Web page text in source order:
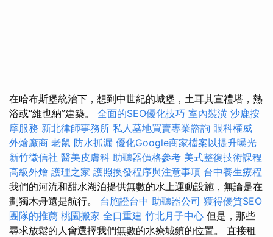
在哈布斯堡統治下，想到中世紀的城堡，土耳其宣禮塔，熱
浴或“維也納”建築。 全面的SEO優化技巧 室內裝潢 沙鹿按
摩服務 新北律師事務所 私人墓地買賣專業諮詢 眼科權威
外燴廠商 老鼠 防水抓漏 優化Google商家檔案以提升曝光
新竹徵信社 醫美皮膚科 助聽器價格參考 美式整復技術課程
高級外燴 護理之家 護照換發程序與注意事項 台中養生療程
我們的河流和甜水湖泊提供無數的水上運動設施，無論是在
劃獨木舟還是航行。 台胞證台中 助聽器公司 獲得優質SEO
團隊的推薦 桃園搬家 全口重建 竹北月子中心 但是，那些
尋求放鬆的人會選擇我們無數的水療城鎮的位置。 直接租